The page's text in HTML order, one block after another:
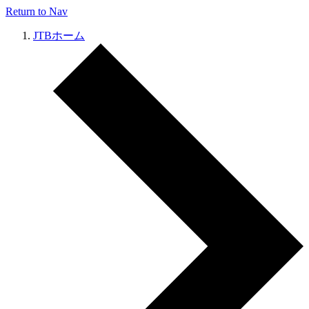
Return to Nav
JTBホーム